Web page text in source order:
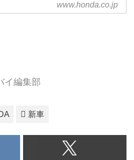
Hondaのホームページです。4輪
www.honda.co.jp
イ編集部
新車